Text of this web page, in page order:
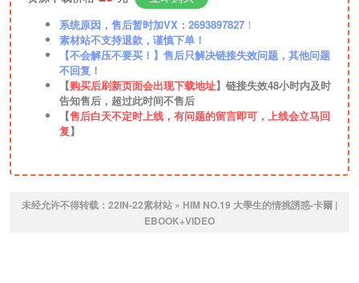
系统原因，售后暂时加VX：2693897827 ！
素材站不支持退款，谨慎下单！
【不会解压不要买！】售后只解决链接失效问题，其他问题
不回复！
【购买后刷新页面会出现下载地址】链接失效48小时内及时
告知售后，超过此时间不售后
【售后白天不定时上线，有问题的留言即可，上线会立马回
复】
未经允许不得转载： 22IN-22素材站 » HIM NO.19 大學生的情挑誘惑-卡爾 |
EBOOK+VIDEO